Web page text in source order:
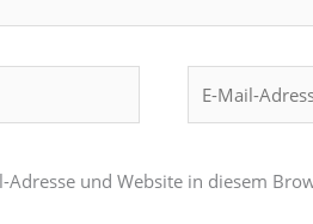
Mail-
Adresse und Website in diesem